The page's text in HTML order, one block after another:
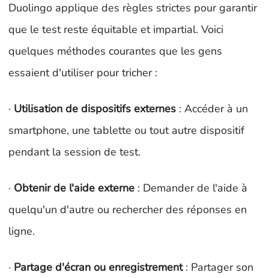
Duolingo applique des règles strictes pour garantir
que le test reste équitable et impartial. Voici
quelques méthodes courantes que les gens
essaient d'utiliser pour tricher :
· Utilisation de dispositifs externes : Accéder à un
smartphone, une tablette ou tout autre dispositif
pendant la session de test.
· Obtenir de l'aide externe : Demander de l'aide à
quelqu'un d'autre ou rechercher des réponses en
ligne.
· Partage d'écran ou enregistrement: Partager son